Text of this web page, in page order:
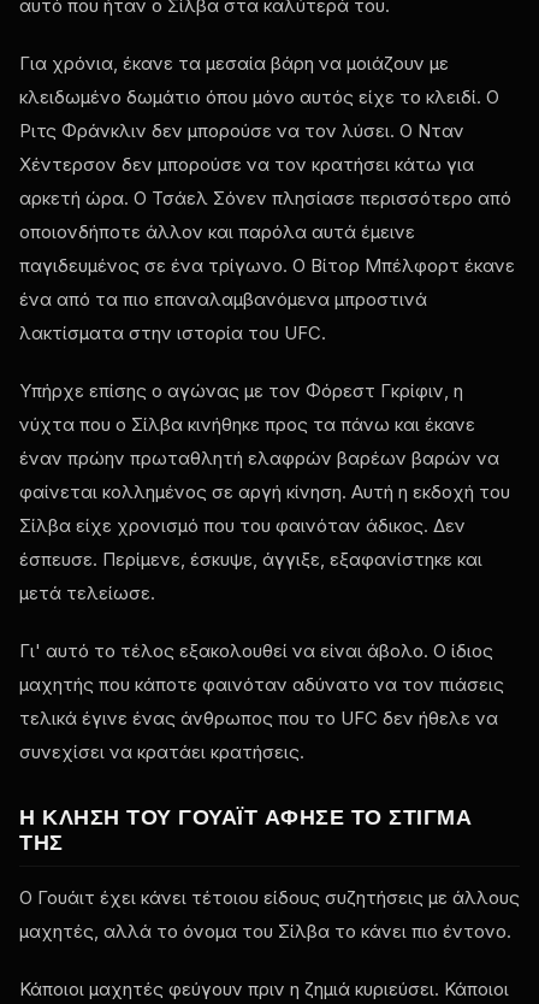
αυτό που ήταν ο Σίλβα στα καλύτερά του.
Για χρόνια, έκανε τα μεσαία βάρη να μοιάζουν με
κλειδωμένο δωμάτιο όπου μόνο αυτός είχε το κλειδί. Ο
Ριτς Φράνκλιν δεν μπορούσε να τον λύσει. Ο Νταν
Χέντερσον δεν μπορούσε να τον κρατήσει κάτω για
αρκετή ώρα. Ο Τσάελ Σόνεν πλησίασε περισσότερο από
οποιονδήποτε άλλον και παρόλα αυτά έμεινε
παγιδευμένος σε ένα τρίγωνο. Ο Βίτορ Μπέλφορτ έκανε
ένα από τα πιο επαναλαμβανόμενα μπροστινά
λακτίσματα στην ιστορία του UFC.
Υπήρχε επίσης ο αγώνας με τον Φόρεστ Γκρίφιν, η
νύχτα που ο Σίλβα κινήθηκε προς τα πάνω και έκανε
έναν πρώην πρωταθλητή ελαφρών βαρέων βαρών να
φαίνεται κολλημένος σε αργή κίνηση. Αυτή η εκδοχή του
Σίλβα είχε χρονισμό που του φαινόταν άδικος. Δεν
έσπευσε. Περίμενε, έσκυψε, άγγιξε, εξαφανίστηκε και
μετά τελείωσε.
Γι' αυτό το τέλος εξακολουθεί να είναι άβολο. Ο ίδιος
μαχητής που κάποτε φαινόταν αδύνατο να τον πιάσεις
τελικά έγινε ένας άνθρωπος που το UFC δεν ήθελε να
συνεχίσει να κρατάει κρατήσεις.
Η ΚΛΉΣΗ ΤΟΥ ΓΟΥΆΙΤ ΆΦΗΣΕ ΤΟ ΣΤΊΓΜΑ
ΤΗΣ
Ο Γουάιτ έχει κάνει τέτοιου είδους συζητήσεις με άλλους
μαχητές, αλλά το όνομα του Σίλβα το κάνει πιο έντονο.
Κάποιοι μαχητές φεύγουν πριν η ζημιά κυριεύσει. Κάποιοι